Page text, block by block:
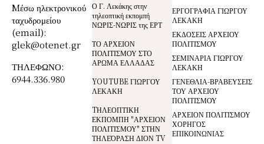
Mέσω ηλεκτρονικού
ταχυδρομείου
(email):
glek@otenet.gr
ΤΗΛΕΦΩΝΟ:
6944.336.980
Ο Γ. Λεκάκης στην
τηλεοπτική εκπομπή
ΝΩΡΙΣ-ΝΩΡΙΣ της ΕΡΤ
ΤΟ ΑΡΧΕΙΟΝ
ΠΟΛΙΤΙΣΜΟΥ ΣΤΟ
ΑΡΩΜΑ ΕΛΛΑΔΑΣ
YOUTUBE ΓΙΩΡΓΟΥ
ΛΕΚΑΚΗ
TΗΛΕΟΠΤΙΚΗ
ΕΚΠΟΜΠΗ "ΑΡΧΕΙΟΝ
ΠΟΛΙΤΙΣΜΟΥ" ΣΤΗΝ
ΤΗΛΕΌΡΑΣΗ ΔΙΟΝ TV
ΕΡΓΟΓΡΑΦΙΑ ΓΙΩΡΓΟΥ
ΛΕΚΑΚΗ
ΕΚΔΟΣΕΙΣ ΑΡΧΕΙΟΥ
ΠΟΛΙΤΙΣΜΟΥ
ΣΕΜΙΝΑΡΙΑ ΓΙΩΡΓΟΥ
ΛΕΚΑΚΗ
ΓΕΝΕΘΛΙΑ-ΒΡΑΒΕΥΣΕΙΣ
ΤΟΥ ΑΡΧΕΙΟΥ
ΠΟΛΙΤΙΣΜΟΥ
ΑΡΧΕΙΟΝ ΠΟΛΙΤΙΣΜΟΥ
ΧΟΡΗΓΟΣ
ΕΠΙΚΟΙΝΩΝΙΑΣ